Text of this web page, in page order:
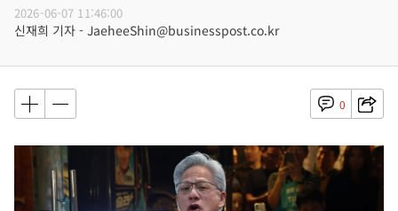
2026-06-07 11:46:00
신재희 기자 - JaeheeShin@businesspost.co.kr
0